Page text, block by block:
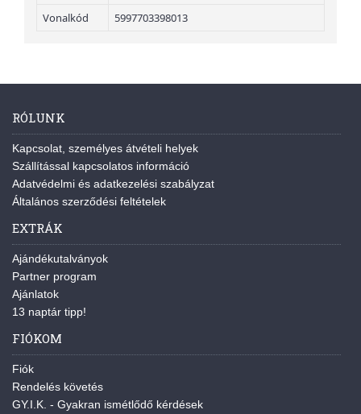
Vonalkód
5997703398013
RÓLUNK
Kapcsolat, személyes átvételi helyek
Szállítással kapcsolatos információ
Adatvédelmi és adatkezelési szabályzat
Általános szerződési feltételek
EXTRÁK
Ajándékutalványok
Partner program
Ajánlatok
13 naptár tipp!
FIÓKOM
Fiók
Rendelés követés
GY.I.K. - Gyakran ismétlődő kérdések